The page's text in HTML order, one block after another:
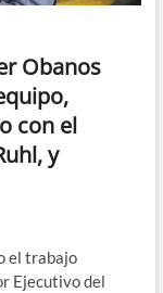
Obanos
con el
y
el trabajo
Ejecutivo del